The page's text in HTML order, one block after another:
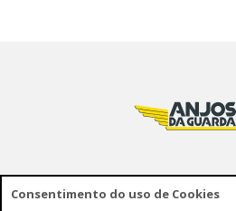
Consentimento do uso de Cookies